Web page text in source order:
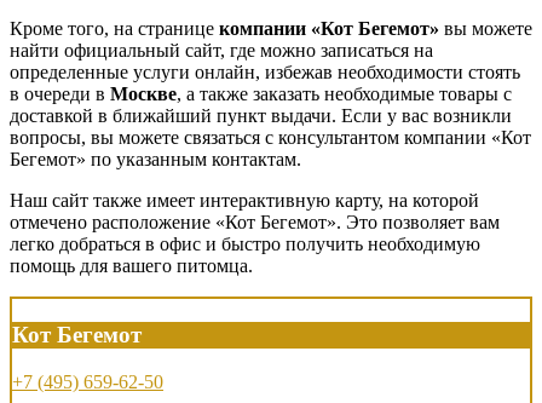
Кроме того, на странице компании «Кот Бегемот» вы можете
найти официальный сайт, где можно записаться на
определенные услуги онлайн, избежав необходимости стоять
в очереди в Москве, а также заказать необходимые товары с
доставкой в ближайший пункт выдачи. Если у вас возникли
вопросы, вы можете связаться с консультантом компании «Кот
Бегемот» по указанным контактам.
Наш сайт также имеет интерактивную карту, на которой
отмечено расположение «Кот Бегемот». Это позволяет вам
легко добраться в офис и быстро получить необходимую
помощь для вашего питомца.
Кот Бегемот
+7 (495) 659-62-50